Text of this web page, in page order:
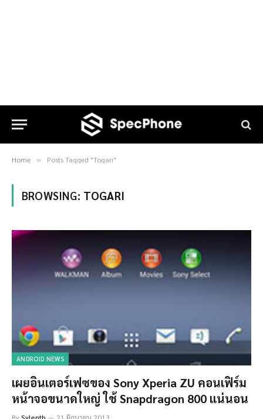
Home » Posts Tagged "Togari"
BROWSING: TOGARI
ANDROID NEWS
เผยอินเตอร์เฟซของ Sony Xperia ZU คอนเฟิร์ม
หน้าจอขนาดใหญ่ ใช้ Snapdragon 800 แน่นอน
BySylenth 21 มิถุนายน 2013